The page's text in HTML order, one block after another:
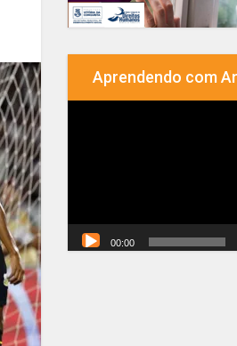
Aprendendo com
00:00